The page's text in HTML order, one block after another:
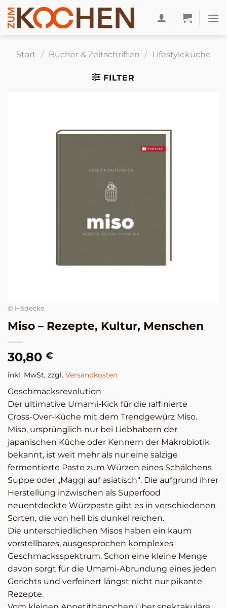
Zum
Inhalt
springen
Start / Bücher & Zeitschriften / Lifestyleküche
FILTER
© Hädecke
Miso – Rezepte, Kultur, Menschen
30,80 €
inkl. MwSt, zzgl. Versandkosten
Geschmacksrevolution
Der ultimative Umami-Kick für die raffinierte
Cross-Over-Küche mit dem Trendgewürz Miso.
Miso, ursprünglich nur bei Liebhabern der
japanischen Küche oder Kennern der Makrobiotik
bekannt, ist weit mehr als nur eine salzige
fermentierte Paste zum Würzen eines Schälchens
Suppe oder „Maggi auf asiatisch“. Die aufgrund ihrer
Herstellung inzwischen als Superfood
neuentdeckte Würzpaste gibt es in verschiedenen
Sorten, die von hell bis dunkel reichen.
Die unterschiedlichen Misos haben ein kaum
vorstellbares, ausgesprochen komplexes
Geschmacksspektrum. Schon eine kleine Menge
davon sorgt für die Umami-Abrundung eines jeden
Gerichts und verfeinert längst nicht nur pikante
Rezepte.